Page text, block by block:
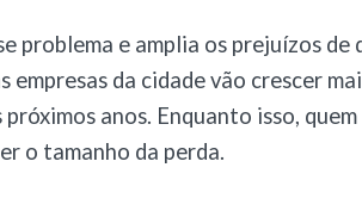
problema e amplia os prejuízos de
da cidade vão crescer
anos. Enquanto isso,
o tamanho da perda.